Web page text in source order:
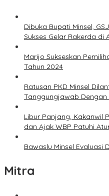
Dibuka Bupati Minsel,
Sukses Gelar Rakerda di
Marijo Sukseskan
Tahun 2024
Ratusan PKD Minsel
Tanggungjawab Dengan
Libur Panjang, Kakanwil
dan Ajak WBP Patuhi
Bawaslu Minsel Evaluasi
Mitra